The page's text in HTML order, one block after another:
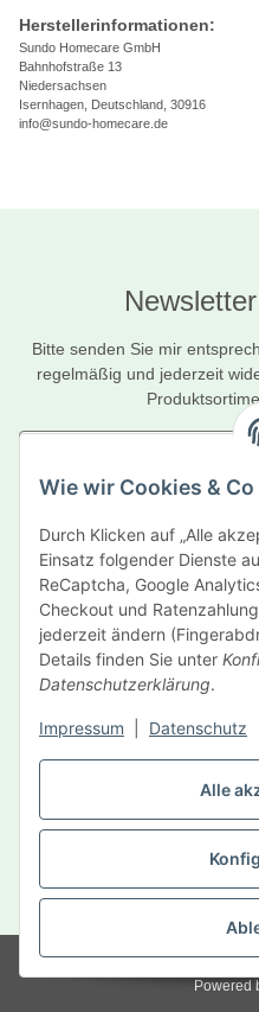
Alle
Wie wir Cookies &
Durch Klicken auf „Alle
Einsatz folgender Dienste
ReCaptcha, Google
Checkout und
jederzeit ändern
Details finden Sie unter
Datenschutzerklärung.
Impressum Datenschutz
Herstellerinformationen:
Sundo Homecare GmbH
Bahnhofstraße 13
Niedersachsen
Isernhagen, Deutschland, 30916
info@sundo-homecare.de
Bitte senden Sie mir
regelmäßig und jederzeit
Newsletter Abonnieren
Informationen
Gesetzliche Informationen
Hersteller
Vertrag
* Alle Preise inkl. gesetzlicher USt., zzgl.
Powered